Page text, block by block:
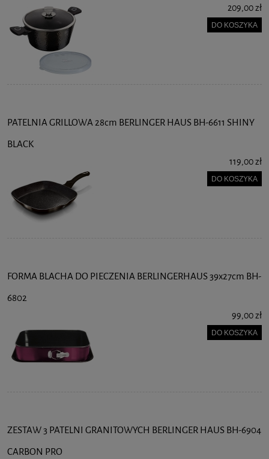
209,00 zł
DO KOSZYKA
PATELNIA GRILLOWA 28cm BERLINGER HAUS BH-6611 SHINY
BLACK
119,00 zł
DO KOSZYKA
FORMA BLACHA DO PIECZENIA BERLINGERHAUS 39x27cm BH-
6802
99,00 zł
DO KOSZYKA
ZESTAW 3 PATELNI GRANITOWYCH BERLINGER HAUS BH-6904
CARBON PRO